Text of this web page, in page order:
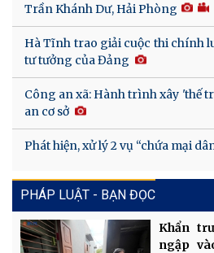
Trần Khánh Dư, Hải Phòng
Hà Tĩnh trao giải cuộc thi chính
tư tưởng của Đảng
Công an xã: Hành trình xây 'thế
an cơ sở
Phát hiện, xử lý 2 vụ “chứa mại
PHÁP LUẬT - BẠN ĐỌC
Khẩn
ngập